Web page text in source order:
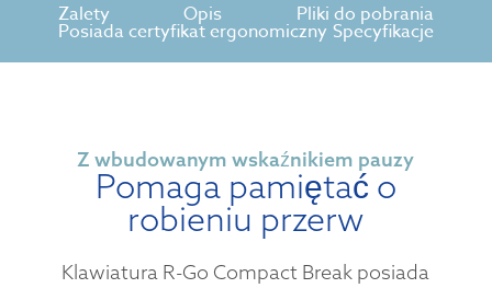
Zalety Opis Pliki do pobrania
Posiada certyfikat ergonomiczny Specyfikacje
Z wbudowanym wskaźnikiem pauzy
Pomaga pamiętać o
robieniu przerw
Klawiatura R-Go Compact Break posiada